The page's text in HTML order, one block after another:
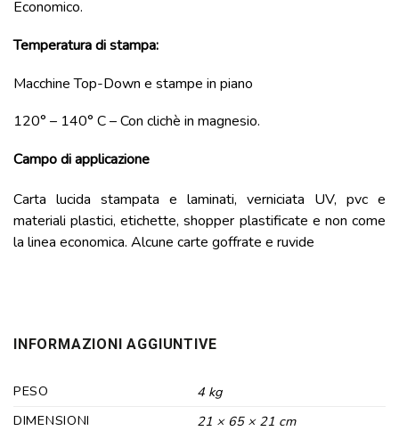
Economico.
Temperatura di stampa:
Macchine Top-Down e stampe in piano
120° – 140° C – Con clichè in magnesio.
Campo di applicazione
Carta lucida stampata e laminati, verniciata UV, pvc e
materiali plastici, etichette, shopper plastificate e non come
la linea economica. Alcune carte goffrate e ruvide
INFORMAZIONI AGGIUNTIVE
PESO
4 kg
DIMENSIONI
21 × 65 × 21 cm